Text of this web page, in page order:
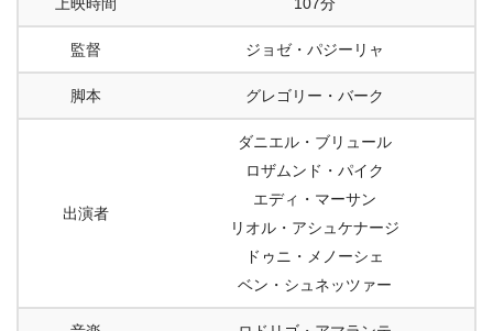
上映時間 107分
監督 ジョゼ・パジーリャ
脚本 グレゴリー・バーク
出演者
ダニエル・ブリュール
ロザムンド・パイク
エディ・マーサン
リオル・アシュケナージ
ドゥニ・メノーシェ
ベン・シュネッツァー